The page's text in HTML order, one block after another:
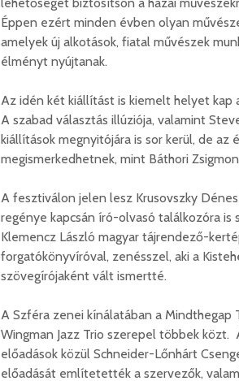
Éppen ezért minden évben olyan
amelyek új alkotások, fiatal művészek
élményt nyújtanak.
Az idén két kiállítást is kiemelt helyet kap
A szabad választás illúziója, valamint
kiállítások megnyitójára is sor kerül, de az
megismerkedhetnek, mint Báthori
A fesztiválon jelen lesz Krusovszky
regénye kapcsán író-olvasó találkozóra
Klemencz László magyar tájrendező-
forgatókönyvíróval, zenésszel, aki a
szövegírójaként vált ismertté.
A Szféra zenei kínálatában a Mindthegap
Wingman Jazz Trio szerepel többek
előadások közül Schneider-Lőnhárt
előadását említetették a szervezők,